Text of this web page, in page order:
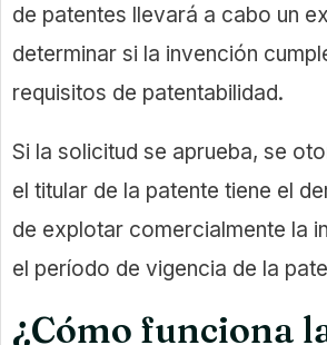
de patentes llevará a cabo un
determinar si la invención
requisitos de patentabilidad.
Si la solicitud se aprueba, se
el titular de la patente tiene el
de explotar comercialmente la
el período de vigencia de la
¿Cómo funciona